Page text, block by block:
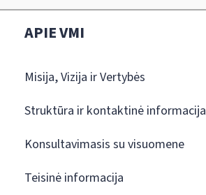
APIE VMI
Misija, Vizija ir Vertybės
Struktūra ir kontaktinė informacija
Konsultavimasis su visuomene
Teisinė informacija